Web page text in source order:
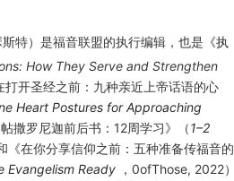
斯特）是福音联盟的执行编辑，也是 《执
How They Serve and Strengthen
打开圣经之前：九种亲近上帝话语的心
Heart Postures for Approaching
撒罗尼迦前后书：12周学习》（1–2
《在你分享信仰之前：五种准备传福音的
Evangelism Ready ，0ofThose, 2022）